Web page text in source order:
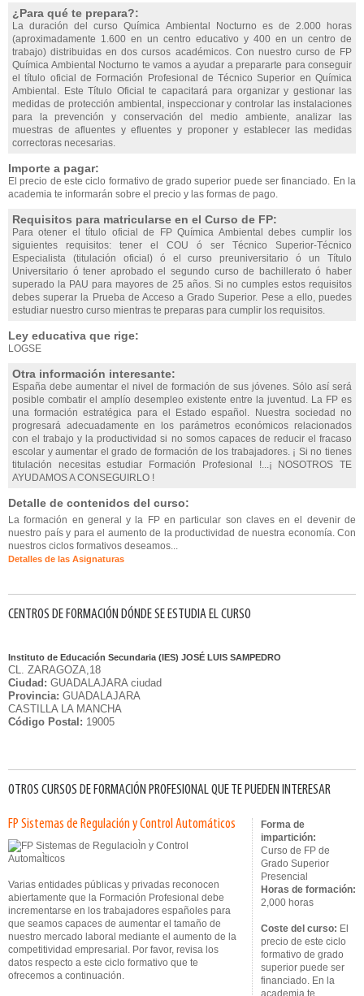
¿Para qué te prepara?:
La duración del curso Química Ambiental Nocturno es de 2.000 horas
(aproximadamente 1.600 en un centro educativo y 400 en un centro de
trabajo) distribuidas en dos cursos académicos. Con nuestro curso de FP
Química Ambiental Nocturno te vamos a ayudar a prepararte para conseguir
el título oficial de Formación Profesional de Técnico Superior en Química
Ambiental. Este Título Oficial te capacitará para organizar y gestionar las
medidas de protección ambiental, inspeccionar y controlar las instalaciones
para la prevención y conservación del medio ambiente, analizar las
muestras de afluentes y efluentes y proponer y establecer las medidas
correctoras necesarias.
Importe a pagar:
El precio de este ciclo formativo de grado superior puede ser financiado. En la
academia te informarán sobre el precio y las formas de pago.
Requisitos para matricularse en el Curso de FP:
Para otener el título oficial de FP Química Ambiental debes cumplir los
siguientes requisitos: tener el COU ó ser Técnico Superior-Técnico
Especialista (titulación oficial) ó el curso preuniversitario ó un Título
Universitario ó tener aprobado el segundo curso de bachillerato ó haber
superado la PAU para mayores de 25 años. Si no cumples estos requisitos
debes superar la Prueba de Acceso a Grado Superior. Pese a ello, puedes
estudiar nuestro curso mientras te preparas para cumplir los requisitos.
Ley educativa que rige:
LOGSE
Otra información interesante:
España debe aumentar el nivel de formación de sus jóvenes. Sólo así será
posible combatir el amplío desempleo existente entre la juventud. La FP es
una formación estratégica para el Estado español. Nuestra sociedad no
progresará adecuadamente en los parámetros económicos relacionados
con el trabajo y la productividad si no somos capaces de reducir el fracaso
escolar y aumentar el grado de formación de los trabajadores. ¡ Si no tienes
titulación necesitas estudiar Formación Profesional !...¡ NOSOTROS TE
AYUDAMOS A CONSEGUIRLO !
Detalle de contenidos del curso:
La formación en general y la FP en particular son claves en el devenir de
nuestro país y para el aumento de la productividad de nuestra economía. Con
nuestros ciclos formativos deseamos...
Detalles de las Asignaturas
CENTROS DE FORMACIÓN DÓNDE SE ESTUDIA EL CURSO
Instituto de Educación Secundaria (IES) JOSÉ LUIS SAMPEDRO
CL. ZARAGOZA,18
Ciudad: GUADALAJARA ciudad
Provincia: GUADALAJARA
CASTILLA LA MANCHA
Código Postal: 19005
OTROS CURSOS DE FORMACIÓN PROFESIONAL QUE TE PUEDEN INTERESAR
FP Sistemas de Regulación y Control Automáticos
Varias entidades públicas y privadas reconocen
abiertamente que la Formación Profesional debe
incrementarse en los trabajadores españoles para
que seamos capaces de aumentar el tamaño de
nuestro mercado laboral mediante el aumento de la
competitividad empresarial. Por favor, revisa los
datos respecto a este ciclo formativo que te
ofrecemos a continuación.
Forma de
impartición:
Curso de FP de
Grado Superior
Presencial
Horas de formación:
2,000 horas
Coste del curso: El
precio de este ciclo
formativo de grado
superior puede ser
financiado. En la
academia te